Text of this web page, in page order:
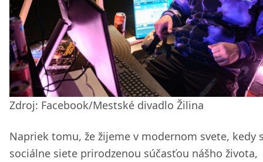
Zdroj: Facebook/Mestské divadlo Žilina
Napriek tomu, že žijeme v modernom svete, kedy
sociálne siete prirodzenou súčasťou nášho života,